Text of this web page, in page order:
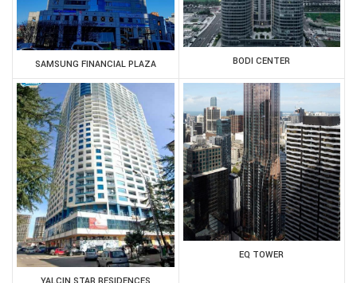
SAMSUNG FINANCIAL PLAZA BODI CENTER
EQ TOWER